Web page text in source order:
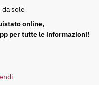
da sole
online,
per tutte le informazioni!